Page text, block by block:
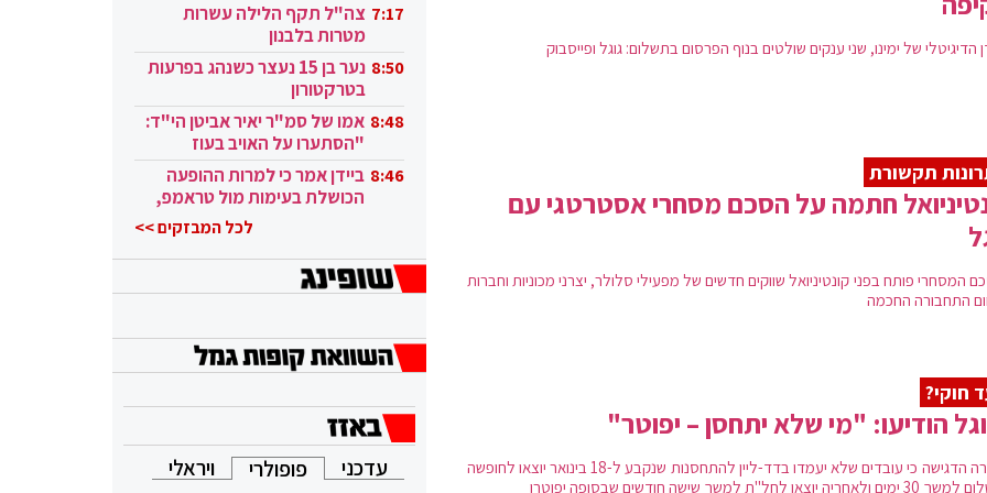
אתרה הראשי של גוגל, google.com, הוא האתר הנצפה ביותר באינטרנט, ובין רשימת 100 האתרים הנצפים ביותר בעולם ניתן למצוא את
רב בתרבות העולמית ופעילותה מסוקרת בחדשות תדיר. החברה זכתה אף לביקורות
הדיגיטלי של ימינו, שני ענקים שולטים בנוף הפרסום בתשלום: גוגל ופייסבוק
תקשורת
חתמה על הסכם מסחרי אסטרטגי עם
המסחרי פותח בפני קונטיניואל שווקים חדשים של מפעילי סלולר, יצרני מכוניות וחברות
התחבורה החכמה
חוקי?
הודיעו: "מי שלא יתחסן – יפוטר"
החברה הדגישה כי עובדים שלא יעמדו בדד-ליין להתחסנות שנקבע ל-18 בינואר יוצאו לחופשה
יוצאו לחל"ת למשך שישה חודשים שבסופה יפוטרו
7:17 צה"ל תקף הלילה עשרות
מטרות בלבנון
8:50
נער בן 15 נעצר כשנהג בפרעות
בטרקטורון
8:48 אמו של סמ"ר יאיר אביטן הי"ד:
"הסתערו על האויב בעוז
ובגבורה" 8:46 ביידן אמר כי למרות ההופעה
הכושלת בעימות מול טראמפ,
לכל המבזקים >>
עדכני פופולרי ויראלי